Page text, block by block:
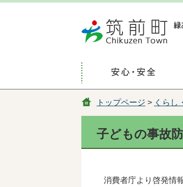
トップページ > くらし
子どもの事故
消費者庁より啓発情